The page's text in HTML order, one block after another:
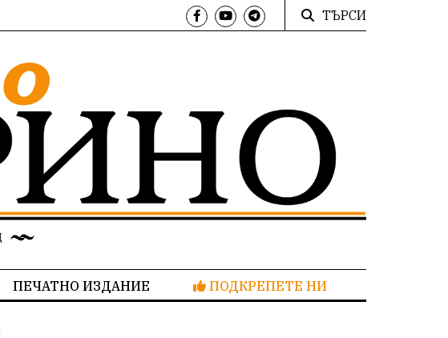
ТЪРСИ
ПЕЧАТНО ИЗДАНИЕ ПОДКРЕПЕТЕ НИ